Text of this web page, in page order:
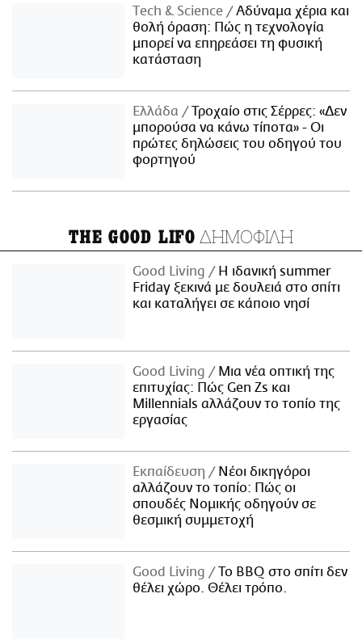
Τech & Science
Αδύναμα χέρια και
θολή όραση: Πώς η τεχνολογία
μπορεί να επηρεάσει τη φυσική
κατάσταση
Ελλάδα
Τροχαίο στις Σέρρες: «Δεν
μπορούσα να κάνω τίποτα» - Οι
πρώτες δηλώσεις του οδηγού του
φορτηγού
THE GOOD LIFO ΔΗΜΟΦΙΛΗ
Good Living
Η ιδανική summer
Friday ξεκινά με δουλειά στο σπίτι
και καταλήγει σε κάποιο νησί
Good Living
Μια νέα οπτική της
επιτυχίας: Πώς Gen Zs και
Millennials αλλάζουν το τοπίο της
εργασίας
Εκπαίδευση
Νέοι δικηγόροι
αλλάζουν το τοπίο: Πώς οι
σπουδές Νομικής οδηγούν σε
θεσμική συμμετοχή
Good Living
Το BBQ στο σπίτι δεν
θέλει χώρο. Θέλει τρόπο.